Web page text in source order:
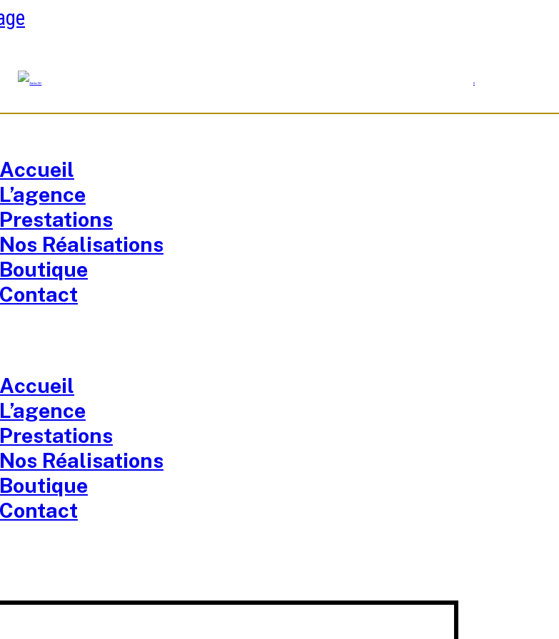
0
Accueil
L’agence
Prestations
Nos Réalisations
Boutique
Contact
Accueil
L’agence
Prestations
Nos Réalisations
Boutique
Contact